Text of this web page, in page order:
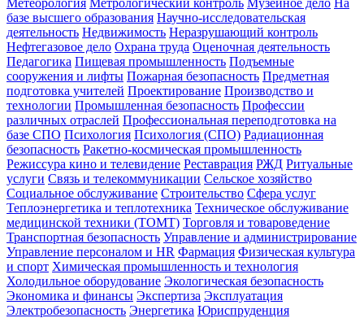
Метеорология Метрологический контроль Музейное дело На
базе высшего образования Научно-исследовательская
деятельность Недвижимость Неразрушающий контроль
Нефтегазовое дело Охрана труда Оценочная деятельность
Педагогика Пищевая промышленность Подъемные
сооружения и лифты Пожарная безопасность Предметная
подготовка учителей Проектирование Производство и
технологии Промышленная безопасность Профессии
различных отраслей Профессиональная переподготовка на
базе СПО Психология Психология (СПО) Радиационная
безопасность Ракетно-космическая промышленность
Режиссура кино и телевидение Реставрация РЖД Ритуальные
услуги Связь и телекоммуникации Сельское хозяйство
Социальное обслуживание Строительство Сфера услуг
Теплоэнергетика и теплотехника Техническое обслуживание
медицинской техники (ТОМТ) Торговля и товароведение
Транспортная безопасность Управление и администрирование
Управление персоналом и HR Фармация Физическая культура
и спорт Химическая промышленность и технология
Холодильное оборудование Экологическая безопасность
Экономика и финансы Экспертиза Эксплуатация
Электробезопасность Энергетика Юриспруденция